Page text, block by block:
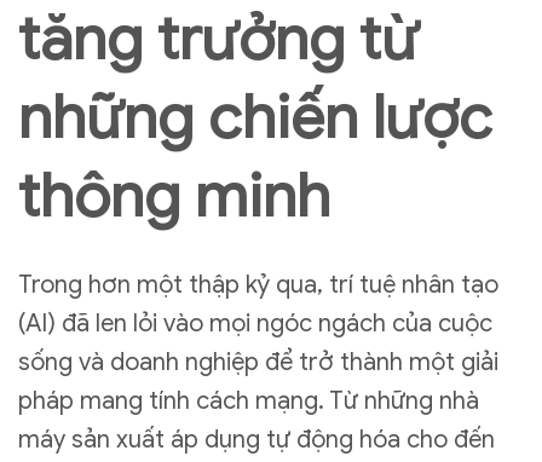
tăng trưởng từ
những chiến lược
thông minh
Trong hơn một thập kỷ qua, trí tuệ nhân tạo
(AI) đã len lỏi vào mọi ngóc ngách của cuộc
sống và doanh nghiệp để trở thành một giải
pháp mang tính cách mạng. Từ những nhà
máy sản xuất áp dụng tự động hóa cho đến